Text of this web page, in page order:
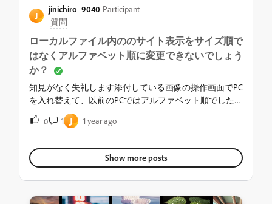
J
jinichiro_9040 Participant
質問
ローカルファイル内ののサイト表示をサイズ順で
はなくアルファベット順に変更できないでしょう
か？
知見がなく失礼します添付している画像の操作画面でPC
を入れ替えて、以前のPCではアルファベット順でしたが
新規PCではサイズ順しかなくどなたかご存じの方いらっ
しゃいましたらご教授ください
0 1 J 1 year ago
Show more posts